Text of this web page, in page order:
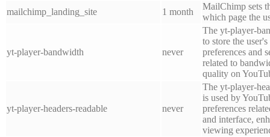
mailchimp_landing_site
1 month
MailChimp sets
which page the
yt-player-bandwidth never
The yt-player-
to store the
preferences and
related to
quality on
yt-player-headers-readable never
The yt-player-
is used by
preferences
and interface,
viewing